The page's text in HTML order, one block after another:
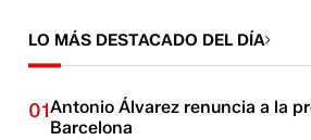
LO MÁS DESTACADO DEL DÍA
01Antonio Álvarez renuncia a la
Barcelona